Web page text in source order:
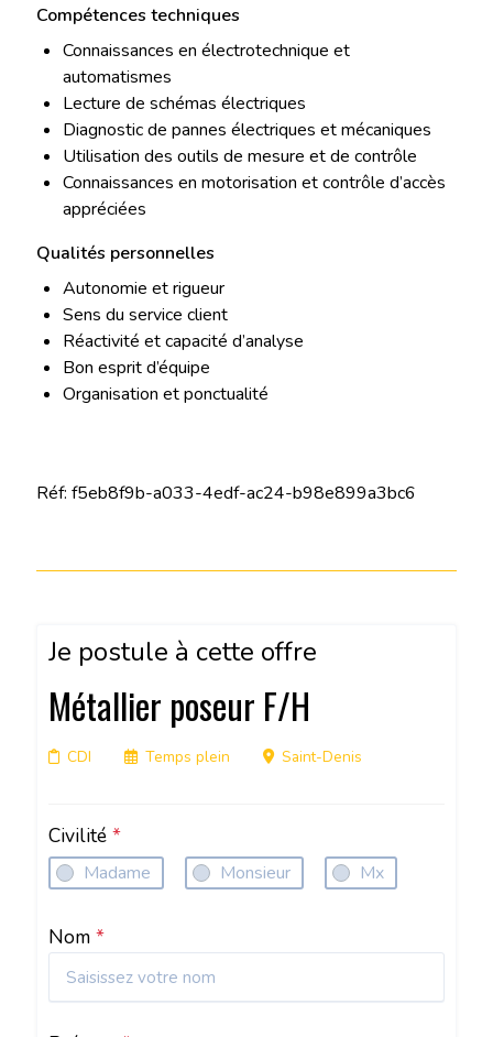
Compétences techniques
Connaissances en électrotechnique et
automatismes
Lecture de schémas électriques
Diagnostic de pannes électriques et mécaniques
Utilisation des outils de mesure et de contrôle
Connaissances en motorisation et contrôle d’accès
appréciées
Qualités personnelles
Autonomie et rigueur
Sens du service client
Réactivité et capacité d’analyse
Bon esprit d’équipe
Organisation et ponctualité
Réf: f5eb8f9b-a033-4edf-ac24-b98e899a3bc6
Je postule à cette offre
Métallier poseur F/H
CDI Temps plein Saint-Denis
Civilité *
Madame Monsieur Mx
Nom *